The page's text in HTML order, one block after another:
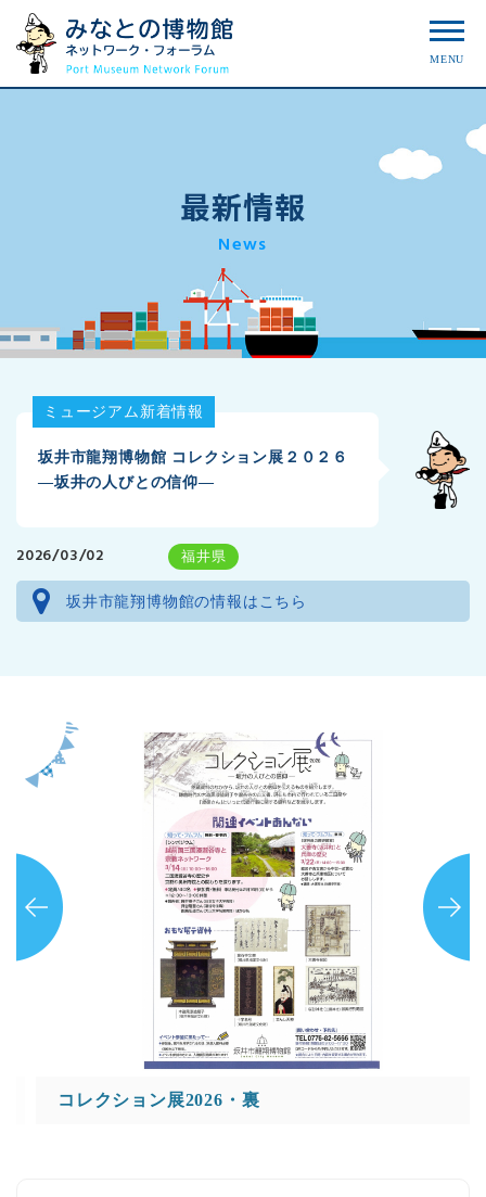
最新情報
News
ミュージアム新着情報
坂井市龍翔博物館 コレクション展２０２６
―坂井の人びとの信仰―
2026/03/02 福井県
坂井市龍翔博物館の情報はこちら
コレクション展2026・裏
MENU